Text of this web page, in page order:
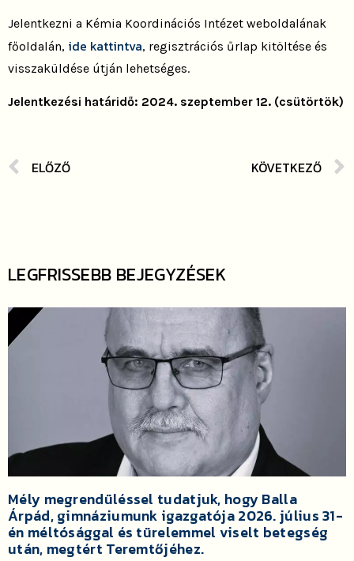
Jelentkezni a Kémia Koordinációs Intézet weboldalának
főoldalán, ide kattintva, regisztrációs űrlap kitöltése és
visszaküldése útján lehetséges.
Jelentkezési határidő: 2024. szeptember 12. (csütörtök)
ELŐZŐ KÖVETKEZŐ
LEGFRISSEBB BEJEGYZÉSEK
Mély megrendüléssel tudatjuk, hogy Balla
Árpád, gimnáziumunk igazgatója 2026. július 31-
én méltósággal és türelemmel viselt betegség
után, megtért Teremtőjéhez.